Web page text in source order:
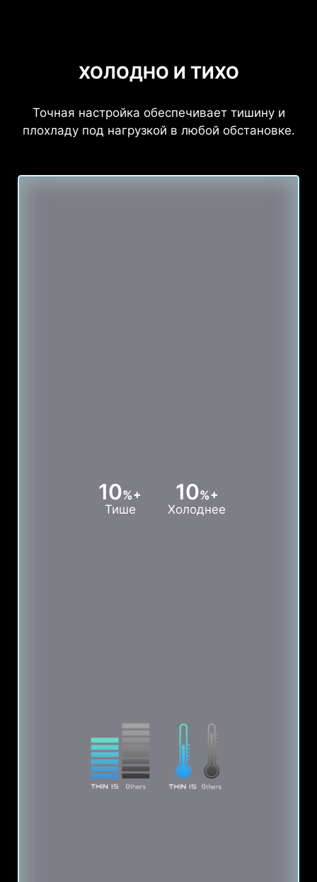
ХОЛОДНО И ТИХО
Точная настройка обеспечивает тишину и
плохладу под нагрузкой в любой обстановке.
10%+
Тише
10%+
Холоднее